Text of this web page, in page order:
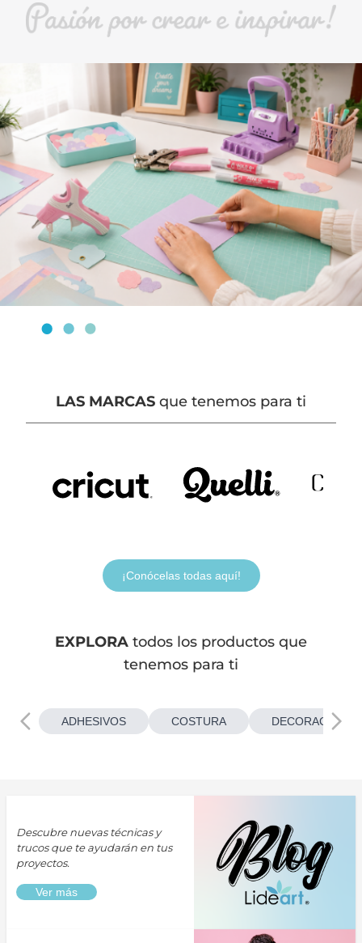
LAS MARCAS que tenemos para ti
¡Conócelas todas aquí!
EXPLORA todos los productos que
tenemos para ti
ADHESIVOS COSTURA
Descubre nuevas técnicas y
trucos que te ayudarán en tus
proyectos.
Ver más